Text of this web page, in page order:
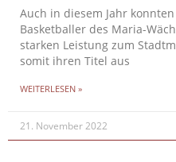
Auch in diesem Jahr
Basketballer des Maria-
starken Leistung zum
somit ihren Titel aus
WEITERLESEN »
21. November 2022